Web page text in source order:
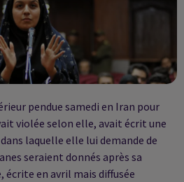
pendue samedi en Iran pour
violée selon elle, avait écrit une
laquelle elle lui demande de
seraient donnés après sa
en avril mais diffusée